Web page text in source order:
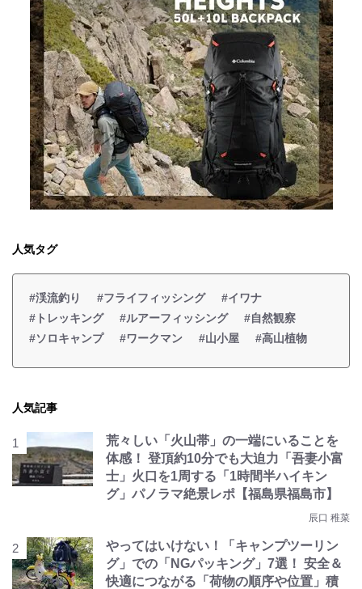
人気タグ
#渓流釣り #フライフィッシング
#イワナ
#トレッキング
#ルアーフィッシング
#自然観察
#ソロキャンプ
#ワークマン #山小屋 #高山植物
人気記事
荒々しい「火山帯」の一端にいることを
体感！ 登頂約10分でも大迫力「吾妻小富
士」火口を1周する「1時間半ハイキン
グ」パノラマ絶景レポ【福島県福島市】
辰口 稚菜
やってはいけない！「キャンプツーリン
グ」での「NGパッキング」7選！ 安全＆
快適につながる「荷物の順序や位置」積